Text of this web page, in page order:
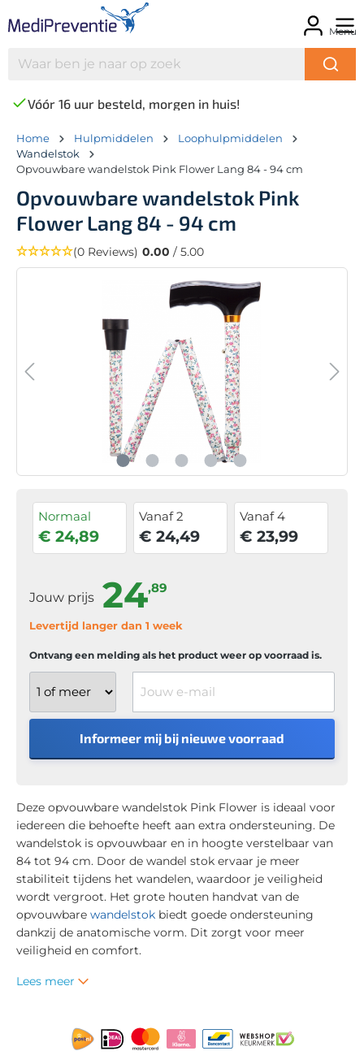
Menu
Vóór 16 uur besteld, morgen in huis!
Home Hulpmiddelen
Loophulpmiddelen
Wandelstok
Opvouwbare wandelstok Pink Flower Lang 84 - 94 cm
Opvouwbare wandelstok Pink
Flower Lang 84 - 94 cm
(0 Reviews) 0.00 / 5.00
Normaal
€ 24,89
Vanaf 2
€ 24,49
Vanaf 4
€ 23,99
Jouw prijs 24,89
Levertijd langer dan 1 week
Ontvang een melding als het product weer op voorraad is.
Informeer mij bij nieuwe voorraad
Deze opvouwbare wandelstok Pink Flower is ideaal voor
iedereen die behoefte heeft aan extra ondersteuning. De
wandelstok is opvouwbaar en in hoogte verstelbaar van
84 tot 94 cm. Door de wandel stok ervaar je meer
stabiliteit tijdens het wandelen, waardoor je veiligheid
wordt vergroot. Het grote houten handvat van de
opvouwbare wandelstok biedt goede ondersteuning
dankzij de anatomische vorm. Dit zorgt voor meer
veiligheid en comfort.
Lees meer